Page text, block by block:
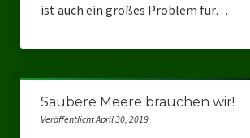
Unsere Oberbürgermeister-Kandidaten
Unsere Kandidaten für Duisburg
Europawahl 2024
Landtagswahl Thüringen 2024
ist auch ein großes Problem für…
Saubere Meere brauchen wir!
Veröffentlicht April 30, 2019